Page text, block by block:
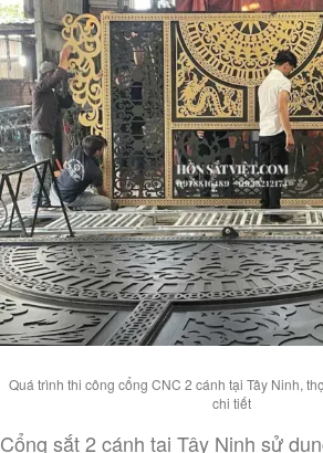
Quá trình thi công cổng CNC 2 cánh tại Tây Ninh,
chi tiết
Cổng sắt 2 cánh tại Tây Ninh sử